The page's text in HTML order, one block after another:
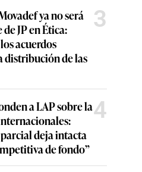
ya no será
JP en Ética:
acuerdos
distribución de las
3
a LAP sobre la
deja intacta
de fondo”
4